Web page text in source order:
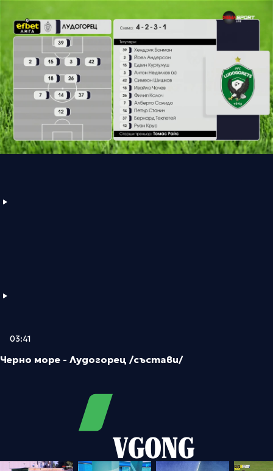
03:41
Черно море - Лудогорец /състави/
VGONG